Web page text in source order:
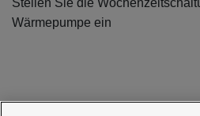
Wärmepumpe ein